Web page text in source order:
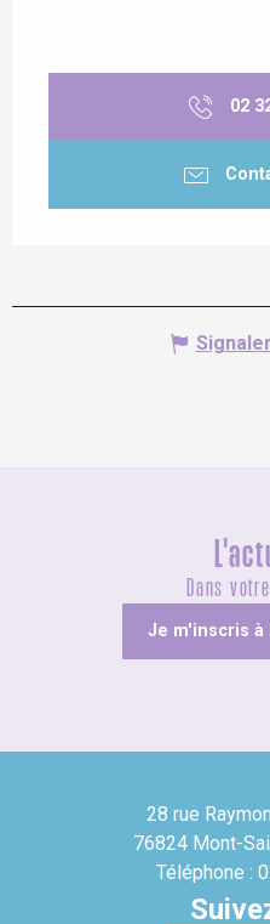
02
Dans
Je m'inscris à
28 rue
76824 Mont-
Téléphone :